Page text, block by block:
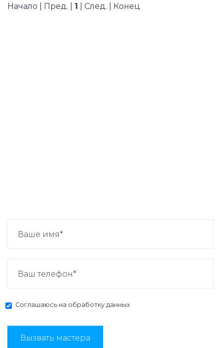
Начало | Пред. | 1 | След. | Конец
Соглашаюсь на обработку данных
Вызвать мастера